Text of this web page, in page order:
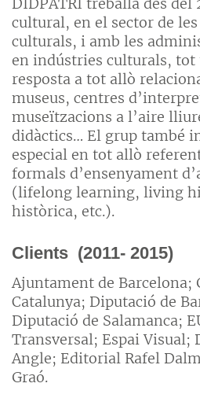
cultural, en el sector de
culturals, i amb les
en indústries culturals, tot
resposta a tot allò
museus, centres
museïtzacions a l’aire
didàctics… El grup també
especial en tot allò
formals d’ensenyament
(lifelong learning, living
històrica, etc.).
Clients (2011- 2015)
Ajuntament de Barcelona;
Catalunya; Diputació de
Diputació de Salamanca;
Transversal; Espai Visual;
Angle; Editorial Rafel
Graó.